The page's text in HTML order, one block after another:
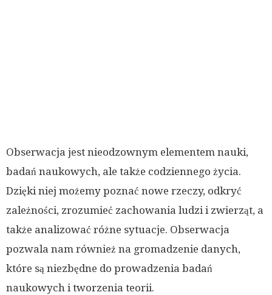
Obserwacja jest nieodzownym elementem nauki,
badań naukowych, ale także codziennego życia.
Dzięki niej możemy poznać nowe rzeczy, odkryć
zależności, zrozumieć zachowania ludzi i zwierząt, a
także analizować różne sytuacje. Obserwacja
pozwala nam również na gromadzenie danych,
które są niezbędne do prowadzenia badań
naukowych i tworzenia teorii.